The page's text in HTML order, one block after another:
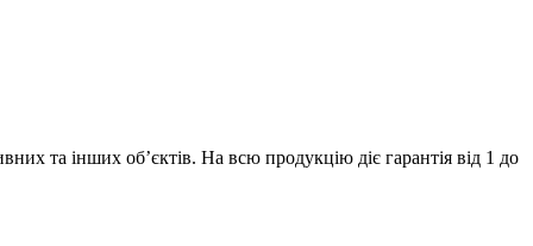
та інших об’єктів. На всю продукцію діє гарантія від 1 до